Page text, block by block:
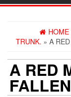
HOME
TRUNK. » A
A RED